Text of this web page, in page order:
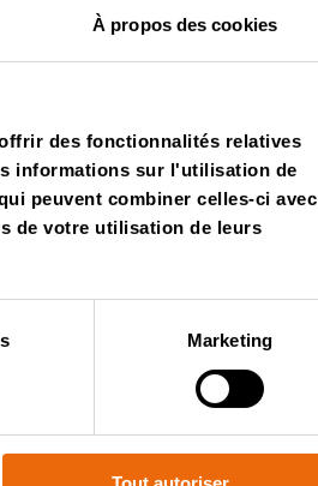
À propos des cookies
des fonctionnalités relatives
informations sur l'utilisation de
peuvent combiner celles-ci avec
de votre utilisation de leurs
Marketing